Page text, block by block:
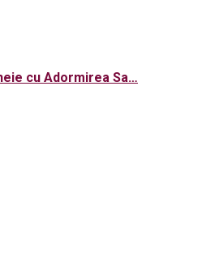
cu Adormirea Sa…